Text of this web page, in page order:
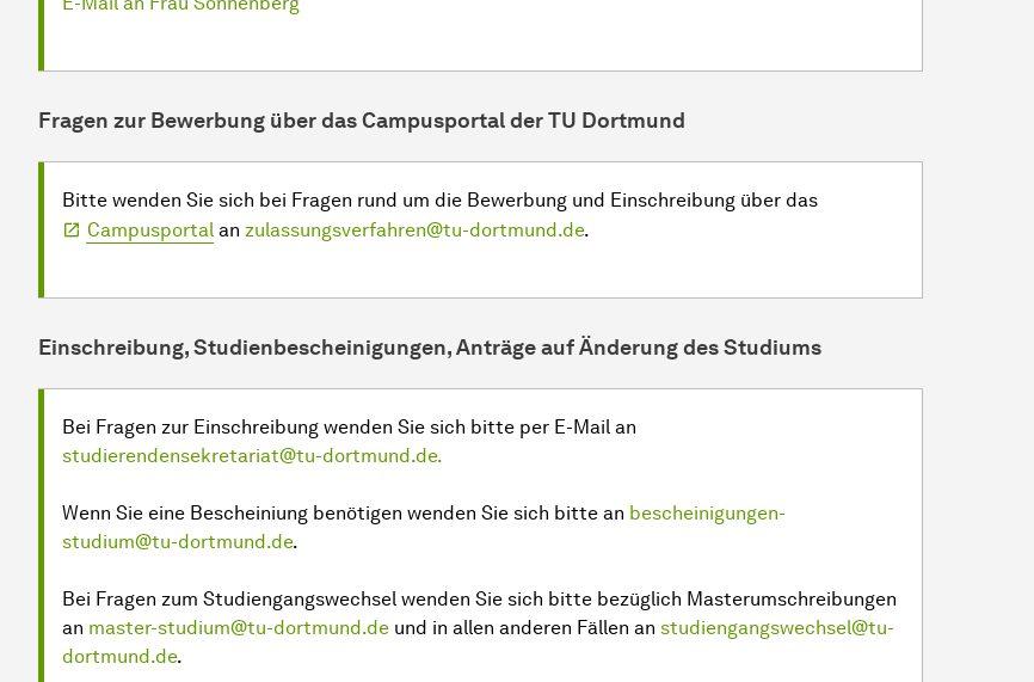
Fragen zur Bewerbung über das Campusportal der TU Dortmund
Bitte wenden Sie sich bei Fragen rund um die Bewerbung und Einschreibung über das
Campusportal an zulassungsverfahren@tu-dortmund.de.
Einschreibung, Studienbescheinigungen, Anträge auf Änderung des Studiums
Bei Fragen zur Einschreibung wenden Sie sich bitte per E-Mail an
studierendensekretariat@tu-dortmund.de.
Wenn Sie eine Bescheiniung benötigen wenden Sie sich bitte an bescheinigungen-
studium@tu-dortmund.de.
Bei Fragen zum Studiengangswechsel wenden Sie sich bitte bezüglich Masterumschreibungen
an master-studium@tu-dortmund.de und in allen anderen Fällen an studiengangswechsel@tu-
dortmund.de.